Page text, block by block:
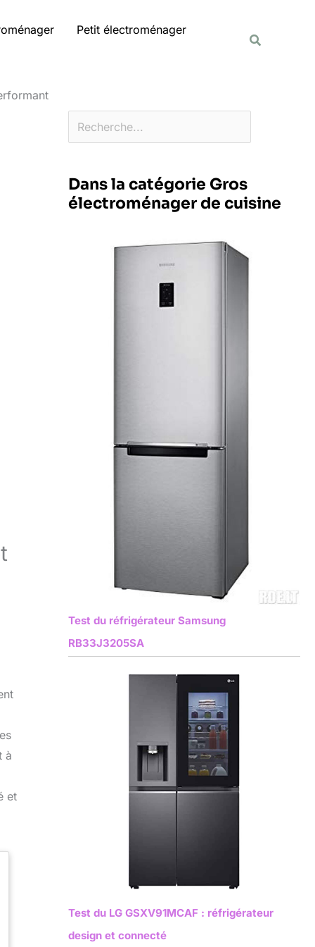
Petit électroménager
à
et
Dans la catégorie Gros
électroménager de cuisine
Test du réfrigérateur Samsung
RB33J3205SA
Test du LG GSXV91MCAF : réfrigérateur
design et connecté